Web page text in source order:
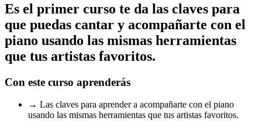
Es el primer curso te da las claves para
que puedas cantar y acompañarte con el
piano usando las mismas herramientas
que tus artistas favoritos.
Con este curso aprenderás
→ Las claves para aprender a acompañarte con el piano
usando las mismas herramientas que tus artistas favoritos.